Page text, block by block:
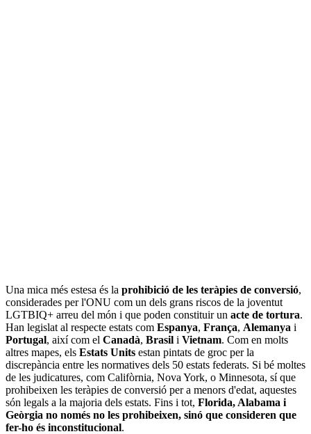
Una mica més estesa és la prohibició de les teràpies de conversió,
considerades per l'ONU com un dels grans riscos de la joventut
LGTBIQ+ arreu del món i que poden constituir un acte de tortura.
Han legislat al respecte estats com Espanya, França, Alemanya i
Portugal, així com el Canadà, Brasil i Vietnam. Com en molts
altres mapes, els Estats Units estan pintats de groc per la
discrepància entre les normatives dels 50 estats federats. Si bé moltes
de les judicatures, com Califòrnia, Nova York, o Minnesota, sí que
prohibeixen les teràpies de conversió per a menors d'edat, aquestes
són legals a la majoria dels estats. Fins i tot, Florida, Alabama i
Geòrgia no només no les prohibeixen, sinó que consideren que
fer-ho és inconstitucional.